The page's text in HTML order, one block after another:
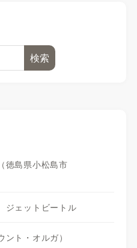
検索
徳島県小松島市
ェットビートル
ト・オルガ）